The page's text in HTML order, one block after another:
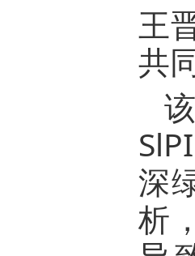
王
共
深
析